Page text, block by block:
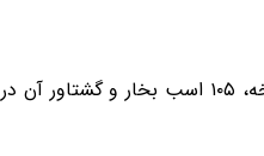
مدل 500S فیات 500 جدیدترین نسخه از این خودرو می باشد. قدرت این نسخه، ۱۰۵ اسب بخار و گشتاور آن در